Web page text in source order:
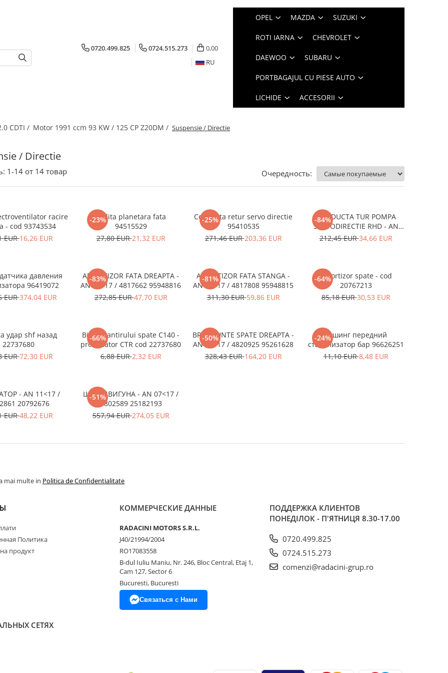
0720.499.825 0724.515.273
0,00
RU
OPEL MAZDA SUZUKI
ROTI IARNA CHEVROLET
DAEWOO SUBARU
PORTBAGAJUL CU PIESE AUTO
LICHIDE ACCESORII
CDTI / Motor 1991 ccm 93 KW / 125 CP Z20DM / Suspensie / Directie
/ Directie
1-14 от 14 товар Очередность:
racire
- cod 93743534
EUR16,26 EUR
-23%
Piulita planetara fata
94515529
27,80 EUR21,32 EUR
-25%
Conducta retur servo directie
95410535
271,46 EUR203,36 EUR
-84%
CONDUCTA TUR POMPA
SERVODIRECTIE RHD - AN
07<17/ 4814201 96626699
212,45 EUR34,66 EUR
давления
96419072
EUR374,04 EUR
-83%
AMORTIZOR FATA DREAPTA -
AN 07<17 / 4817662 95948816
272,85 EUR47,70 EUR
-81%
AMORTIZOR FATA STANGA -
AN 07<17 / 4817808 95948815
311,30 EUR59,86 EUR
-64%
Amortizor spate - cod
20767213
85,18 EUR30,53 EUR
удар shf назад
22737680
EUR72,30 EUR
-66%
Bieleta antirului spate C140 -
producator CTR cod 22737680
6,88 EUR2,32 EUR
-50%
BRAT PUNTE SPATE DREAPTA -
AN 07<17 / 4820925 95261628
328,43 EUR164,20 EUR
-24%Бушинг передний
стабилизатор бар 96626251
11,10 EUR8,48 EUR
- AN 11<17 /
20792676
EUR48,22 EUR
-51%
ШКІВ ДВИГУНА - AN 07<17 /
4802589 25182193
557,94 EUR274,05 EUR
mai multe in Politica de Confidentialitate
Политика
продукт
КОММЕРЧЕСКИЕ ДАННЫЕ
RADACINI MOTORS S.R.L.
J40/21994/2004
RO17083558
B-dul Iuliu Maniu, Nr. 246, Bloc Central, Etaj 1,
Cam 127, Sector 6
Bucuresti, Bucuresti
Связаться с Нами
ПОДДЕРЖКА КЛИЕНТОВ
ПОНЕДІЛОК - П'ЯТНИЦЯ 8.30-17.00
0720.499.825
0724.515.273
comenzi@radacini-grup.ro
СЕТЯХ